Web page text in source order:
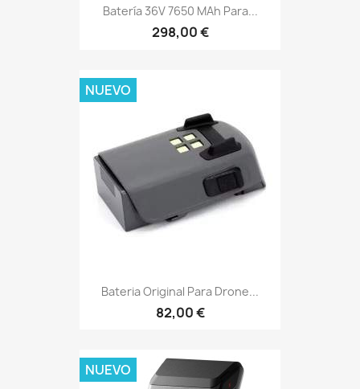
Batería 36V 7650 MAh Para...
298,00 €
Bateria Original Para Drone...
82,00 €
NUEVO
NUEVO